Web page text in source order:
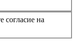
согласие на